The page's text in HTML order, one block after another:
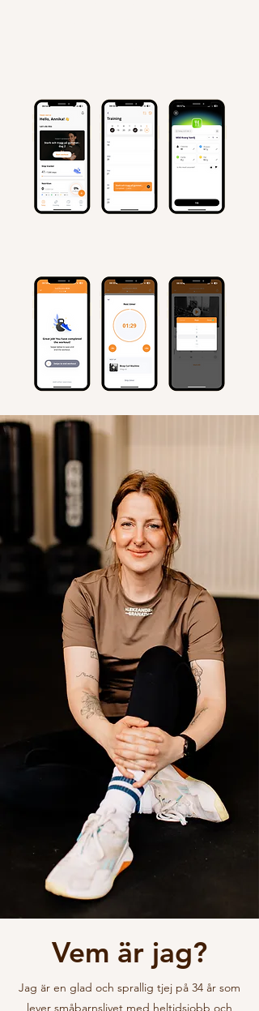
Vem är jag?
Jag är en glad och sprallig tjej på 34 år som
lever småbarnslivet med heltidsjobb och